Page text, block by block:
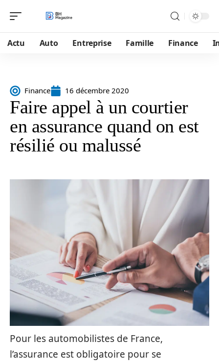
Actu Auto Entreprise Famille Finance
Finance 16 décembre 2020
Faire appel à un courtier
en assurance quand on est
résilié ou malussé
Pour les automobilistes de France,
l’assurance est obligatoire pour se